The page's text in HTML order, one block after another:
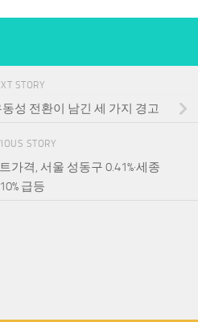
STORY
성 전환이 남긴 세 가지 경고
STORY
가격, 서울 성동구 0.41%·세종
급등